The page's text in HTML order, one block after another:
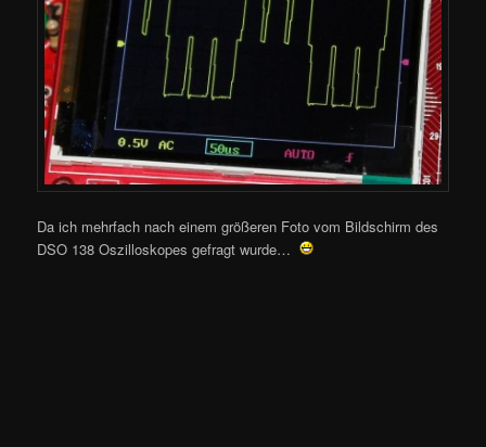
Da ich mehrfach nach einem größeren Foto vom Bildschirm des
DSO 138 Oszilloskopes gefragt wurde…